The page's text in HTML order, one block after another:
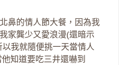
鼻的情人節大餐，因為我
家龔少又愛浪漫(還暗示
我就隨便挑一天當情人
知道要吃三井還嚇到